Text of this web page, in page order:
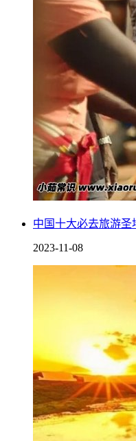
皮耶罗·曼佐尼也从一个
头脑的经济学家，自从皮
后，世界上纷纷兴起了这
子，将自己刚出生女儿的
本专门做了艺术展。
中国十大必去旅游
2023-11-08